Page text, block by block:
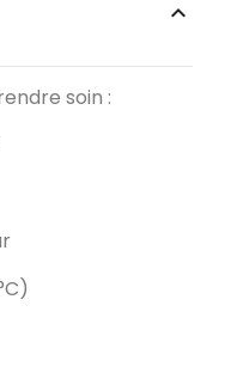
keyboard_arrow_up
soin :